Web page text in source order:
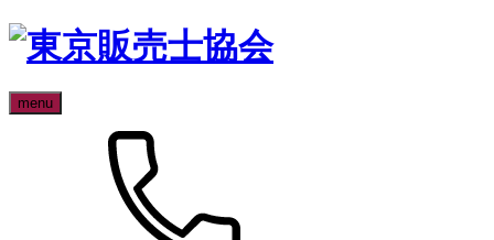
menu